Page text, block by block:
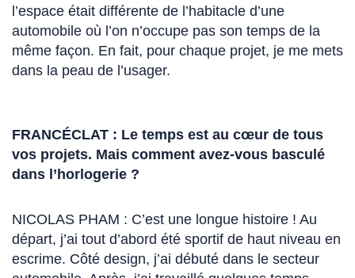
l’espace était différente de l’habitacle d’une
automobile où l’on n’occupe pas son temps de la
même façon. En fait, pour chaque projet, je me mets
dans la peau de l’usager.
FRANCÉCLAT : Le temps est au cœur de tous
vos projets. Mais comment avez-vous basculé
dans l’horlogerie ?
NICOLAS PHAM : C’est une longue histoire ! Au
départ, j’ai tout d’abord été sportif de haut niveau en
escrime. Côté design, j’ai débuté dans le secteur